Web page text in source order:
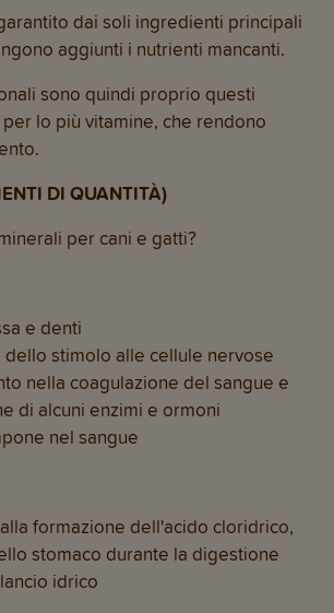
dai soli ingredienti principali
aggiunti i nutrienti mancanti.
sono quindi proprio questi
lo più vitamine, che rendono
DI QUANTITÀ)
per cani e gatti?
e denti
dello stimolo alle cellule nervose
nella coagulazione del sangue e
di alcuni enzimi e ormoni
nel sangue
formazione dell'acido cloridrico,
stomaco durante la digestione
idrico